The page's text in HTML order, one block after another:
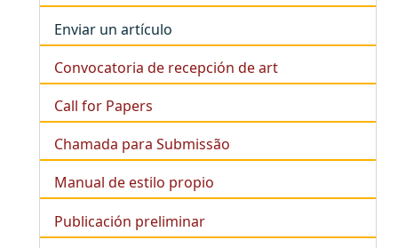
Enviar un artículo
Convocatoria de recepción de art
Call for Papers
Chamada para Submissão
Manual de estilo propio
Publicación preliminar